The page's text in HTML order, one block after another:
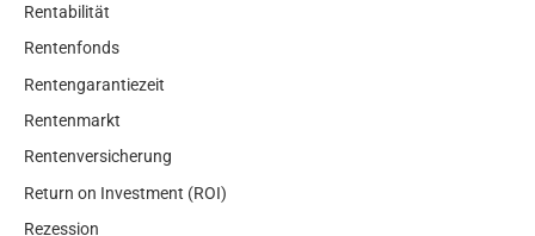
Rentabilität
Rentenfonds
Rentengarantiezeit
Rentenmarkt
Rentenversicherung
Return on Investment (ROI)
Rezession